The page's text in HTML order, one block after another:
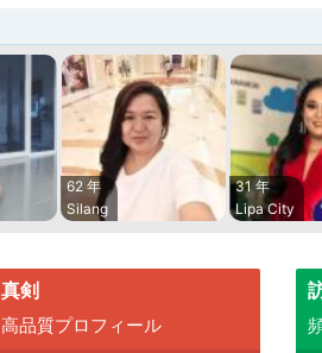
62 年
Silang
31 年
Lipa City
真剣
高品質プロフィール